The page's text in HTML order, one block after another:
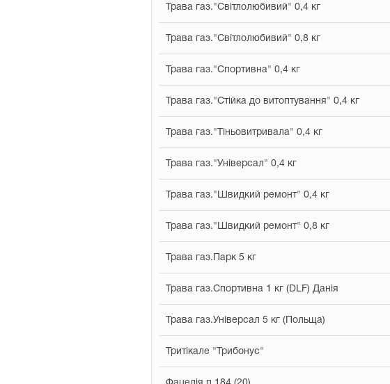
Трава газ."Світлолюбивий" 0,4 кг
Трава газ."Світлолюбивий" 0,8 кг
Трава газ."Спортивна" 0,4 кг
Трава газ."Стійка до витоптування" 0,4 кг
Трава газ."Тіньовитривала" 0,4 кг
Трава газ."Універсал" 0,4 кг
Трава газ."Швидкий ремонт" 0,4 кг
Трава газ."Швидкий ремонт" 0,8 кг
Трава газ.Парк 5 кг
Трава газ.Спортивна 1 кг (DLF) Данія
Трава газ.Універсал 5 кг (Польща)
Тритікале "Трибонус"